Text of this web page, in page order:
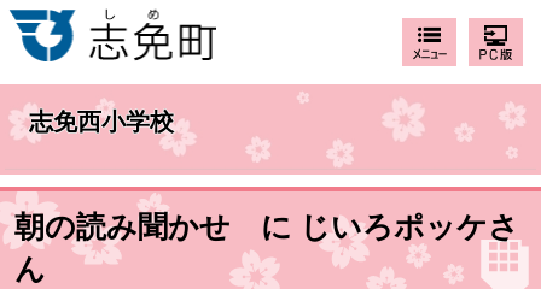
志免西小学校
朝の読み聞かせ に じいろポッケさ
ん